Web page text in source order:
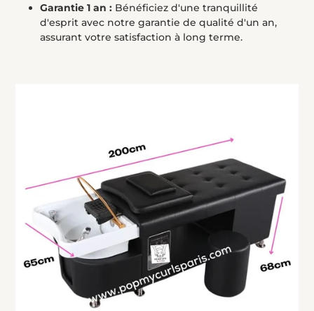
Garantie 1 an : Bénéficiez d'une tranquillité
d'esprit avec notre garantie de qualité d'un an,
assurant votre satisfaction à long terme.